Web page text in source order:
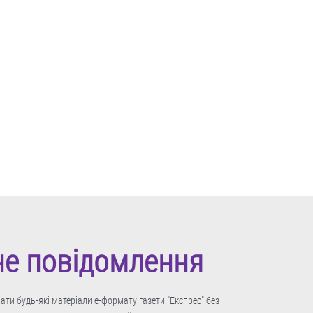
повідомлення
будь-які матеріали е-формату газети "Експрес" без